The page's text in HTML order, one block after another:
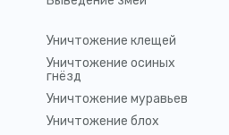
Уничтожение клещей
Уничтожение осиных
гнёзд
Уничтожение муравьев
Уничтожение блох